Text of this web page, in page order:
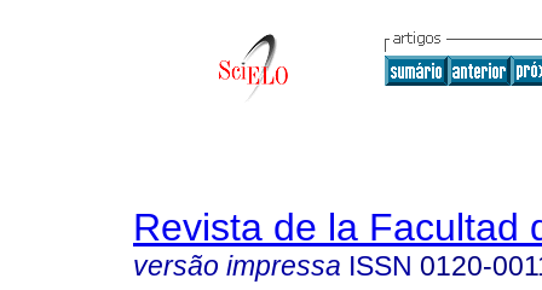
Revista de la Facultad
versão impressa ISSN 0120-